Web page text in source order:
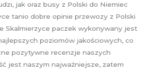
jak oraz busy z Polski do Niemiec
tanio dobre opinie przewozy z Polski
Skalmierzyce paczek wykonywany jest
poziomów jakościowych, co
pozytywne recenzje naszych
jest naszym najważniejsze, zatem